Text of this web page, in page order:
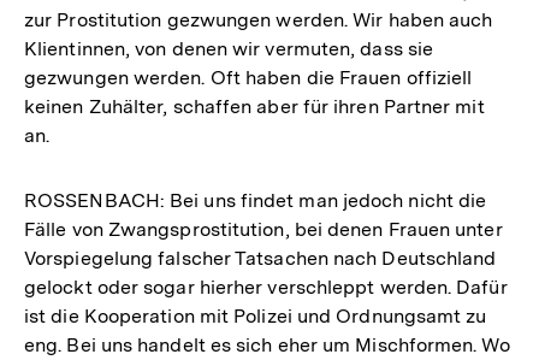
zur Prostitution gezwungen werden. Wir haben auch
Klientinnen, von denen wir vermuten, dass sie
gezwungen werden. Oft haben die Frauen offiziell
keinen Zuhälter, schaffen aber für ihren Partner mit
an.
ROSSENBACH: Bei uns findet man jedoch nicht die
Fälle von Zwangsprostitution, bei denen Frauen unter
Vorspiegelung falscher Tatsachen nach Deutschland
gelockt oder sogar hierher verschleppt werden. Dafür
ist die Kooperation mit Polizei und Ordnungsamt zu
eng. Bei uns handelt es sich eher um Mischformen. Wo